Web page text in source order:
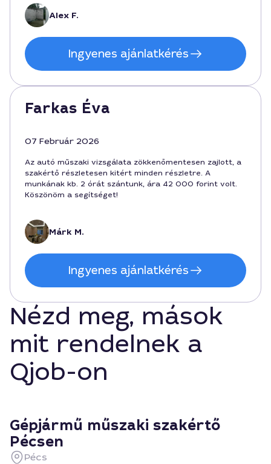
Alex F.
Ingyenes ajánlatkérés
Farkas Éva
07 Február 2026
Az autó műszaki vizsgálata zökkenőmentesen zajlott, a
szakértő részletesen kitért minden részletre. A
munkának kb. 2 órát szántunk, ára 42 000 forint volt.
Köszönöm a segítséget!
Márk M.
Ingyenes ajánlatkérés
Nézd meg, mások
mit rendelnek a
Qjob-on
Gépjármű műszaki szakértő
Pécsen
Pécs